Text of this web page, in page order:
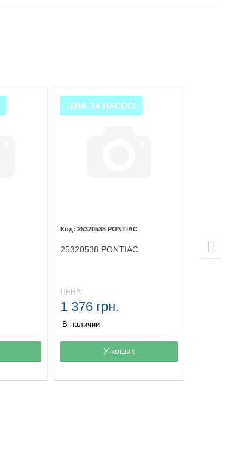
Товар в корзине
ЦІНА ЗА НАСОС!
25320538 PONTIAC
25320538 PONTIAC
ЦЕНА:
1 376 грн.
В наличии
У кошик